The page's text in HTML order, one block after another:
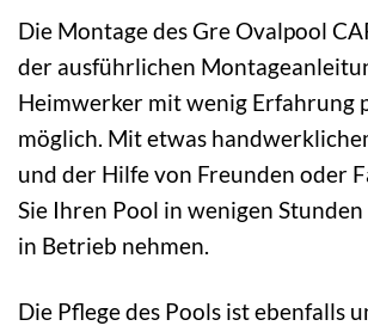
Die Montage des Gre Ovalpool
der ausführlichen
Heimwerker mit wenig Erfahrung
möglich. Mit etwas
und der Hilfe von Freunden oder
Sie Ihren Pool in wenigen
in Betrieb nehmen.
Die Pflege des Pools ist ebenfalls